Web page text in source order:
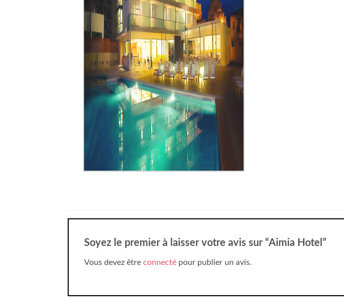
Soyez le premier à laisser votre avis sur “Aimia Hotel”
Vous devez être connecté pour publier un avis.